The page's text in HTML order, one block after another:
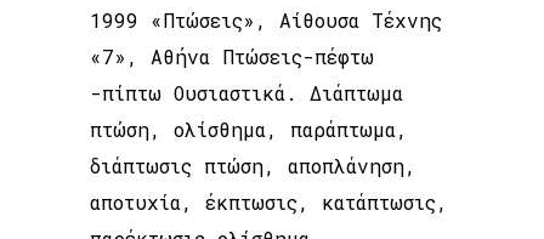
1999 «Πτώσεις», Αίθουσα Τέχνης
«7», Αθήνα Πτώσεις-πέφτω
-πίπτω Ουσιαστικά. Διάπτωμα
πτώση, ολίσθημα, παράπτωμα,
διάπτωσις πτώση, αποπλάνηση,
αποτυχία, έκπτωσις, κατάπτωσις,